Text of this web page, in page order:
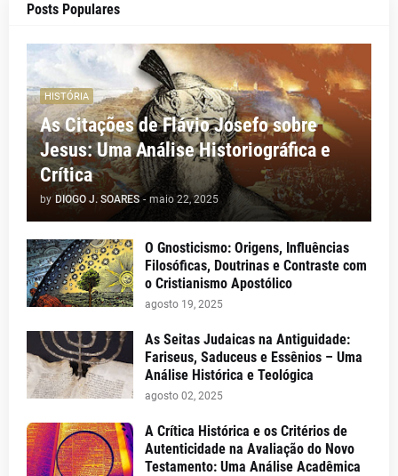
Posts Populares
HISTÓRIA
As Citações de Flávio Josefo sobre
Jesus: Uma Análise Historiográfica e
Crítica
by DIOGO J. SOARES - maio 22, 2025
O Gnosticismo: Origens, Influências
Filosóficas, Doutrinas e Contraste com
o Cristianismo Apostólico
agosto 19, 2025
As Seitas Judaicas na Antiguidade:
Fariseus, Saduceus e Essênios – Uma
Análise Histórica e Teológica
agosto 02, 2025
A Crítica Histórica e os Critérios de
Autenticidade na Avaliação do Novo
Testamento: Uma Análise Acadêmica